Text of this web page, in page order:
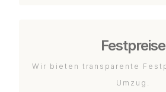
Festpreise
Wir bieten transparente
Umzug.